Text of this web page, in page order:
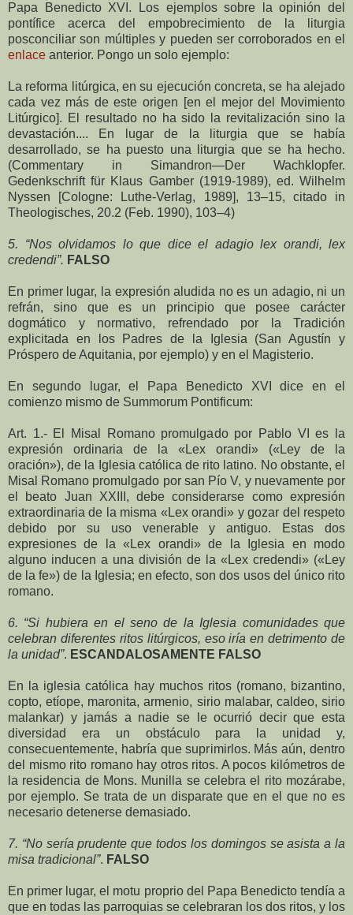
Papa Benedicto XVI. Los ejemplos sobre la opinión del
pontífice acerca del empobrecimiento de la liturgia
posconciliar son múltiples y pueden ser corroborados en el
enlace anterior. Pongo un solo ejemplo:
La reforma litúrgica, en su ejecución concreta, se ha alejado
cada vez más de este origen [en el mejor del Movimiento
Litúrgico]. El resultado no ha sido la revitalización sino la
devastación.... En lugar de la liturgia que se había
desarrollado, se ha puesto una liturgia que se ha hecho.
(Commentary in Simandron—Der Wachklopfer.
Gedenkschrift für Klaus Gamber (1919-1989), ed. Wilhelm
Nyssen [Cologne: Luthe-Verlag, 1989], 13–15, citado in
Theologisches, 20.2 (Feb. 1990), 103–4)
5. “Nos olvidamos lo que dice el adagio lex orandi, lex
credendi”. FALSO
En primer lugar, la expresión aludida no es un adagio, ni un
refrán, sino que es un principio que posee carácter
dogmático y normativo, refrendado por la Tradición
explicitada en los Padres de la Iglesia (San Agustín y
Próspero de Aquitania, por ejemplo) y en el Magisterio.
En segundo lugar, el Papa Benedicto XVI dice en el
comienzo mismo de Summorum Pontificum:
Art. 1.- El Misal Romano promulgado por Pablo VI es la
expresión ordinaria de la «Lex orandi» («Ley de la
oración»), de la Iglesia católica de rito latino. No obstante, el
Misal Romano promulgado por san Pío V, y nuevamente por
el beato Juan XXIII, debe considerarse como expresión
extraordinaria de la misma «Lex orandi» y gozar del respeto
debido por su uso venerable y antiguo. Estas dos
expresiones de la «Lex orandi» de la Iglesia en modo
alguno inducen a una división de la «Lex credendi» («Ley
de la fe») de la Iglesia; en efecto, son dos usos del único rito
romano.
6. “Si hubiera en el seno de la Iglesia comunidades que
celebran diferentes ritos litúrgicos, eso iría en detrimento de
la unidad”. ESCANDALOSAMENTE FALSO
En la iglesia católica hay muchos ritos (romano, bizantino,
copto, etíope, maronita, armenio, sirio malabar, caldeo, sirio
malankar) y jamás a nadie se le ocurrió decir que esta
diversidad era un obstáculo para la unidad y,
consecuentemente, habría que suprimirlos. Más aún, dentro
del mismo rito romano hay otros ritos. A pocos kilómetros de
la residencia de Mons. Munilla se celebra el rito mozárabe,
por ejemplo. Se trata de un disparate que en el que no es
necesario detenerse demasiado.
7. “No sería prudente que todos los domingos se asista a la
misa tradicional”. FALSO
En primer lugar, el motu proprio del Papa Benedicto tendía a
que en todas las parroquias se celebraran los dos ritos, y los